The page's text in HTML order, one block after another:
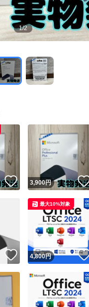
1/2
いいね！
3,900円
いいね！
4,800円
最大10%対象